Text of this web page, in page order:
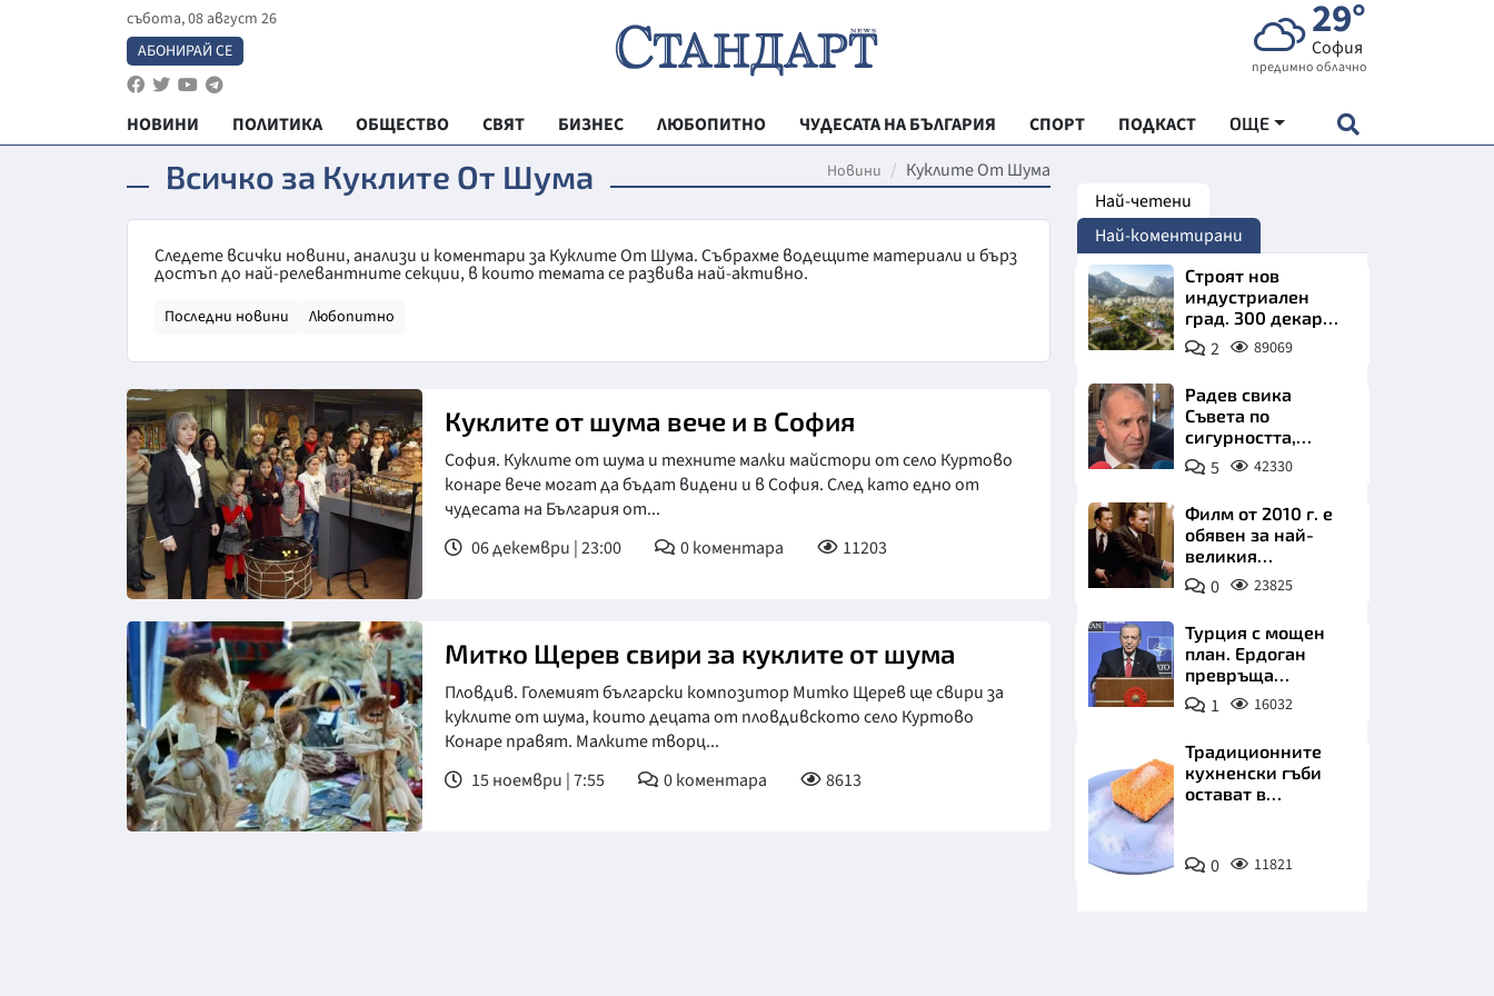
събота, 08 август 26
АБОНИРАЙ СЕ
29°
София
предимно облачно
НОВИНИ ПОЛИТИКА ОБЩЕСТВО СВЯТ БИЗНЕС ЛЮБОПИТНО ЧУДЕСАТА НА БЪЛГАРИЯ СПОРТ ПОДКАСТ ОЩЕ
РЕГИОНАЛНИ
МЛАДЕЖКА АКАДЕМИЯ "ЧУДЕСАТА НА БЪЛГАРИЯ"
ДА!НА БЪЛГАРСКАТА ХРАНА
ДА! НА БЪЛГАРСКАТА ИКОНОМИКА
КИБЕРЗАЩИТНИЦИ
ВЯРА
Всичко за Куклите От Шума Новини Куклите От Шума
Следете всички новини, анализи и коментари за Куклите От Шума. Събрахме водещите материали и бърз
достъп до най-релевантните секции, в които темата се развива най-активно.
Последни новини Любопитно
Куклите от шума вече и в София
София. Куклите от шума и техните малки майстори от село Куртово
конаре вече могат да бъдат видени и в София. След като едно от
чудесата на България от...
06 декември | 23:00
0коментара 11203
Митко Щерев свири за куклите от шума
Пловдив. Големият български композитор Митко Щерев ще свири за
куклите от шума, които децата от пловдивското село Куртово
Конаре правят. Малките творц...
15 ноември | 7:55
0коментара 8613
Най-четени
Най-коментирани
Строят нов
индустриален
град. 300 декара
чакат златни
заводи
2 89069
Радев свика
Съвета по
сигурността,
следва ключово
изявление
5 42330
Филм от 2010 г. е
обявен за най-
великия
психологически
трилър в
0 23825
Турция с мощен
план. Ердоган
превръща
Джейхан в
петролно чудо
1 16032
Снимка:
Пиксабей
Традиционните
кухненски гъби
остават в
0 11821